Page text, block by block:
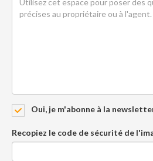
Oui, je m'abonne à la
Recopiez le code de sécurité de